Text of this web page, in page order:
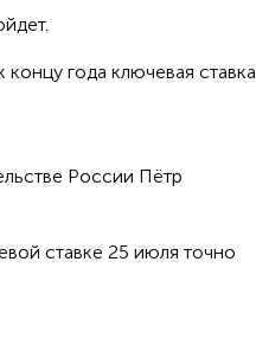
года ключевая ставка
России Пётр
ставке 25 июля точно